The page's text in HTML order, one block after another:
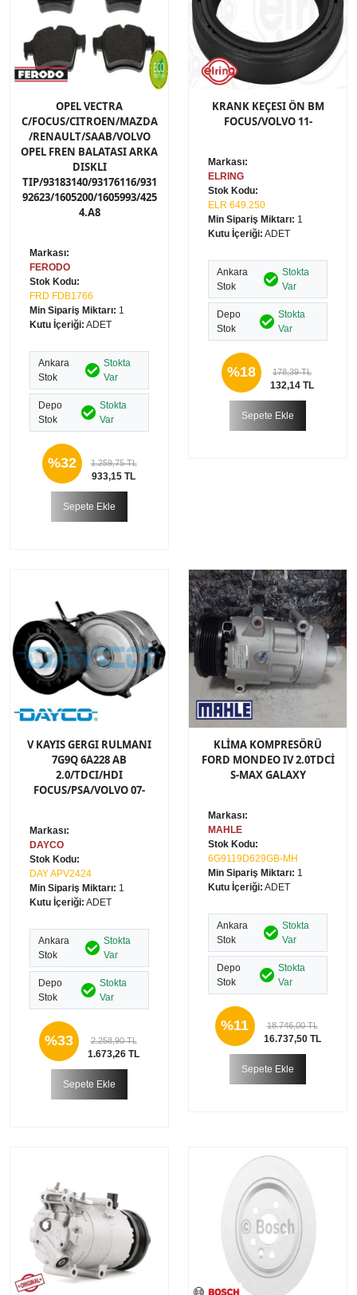
OPEL VECTRA
C/FOCUS/CITROEN/MAZDA
/RENAULT/SAAB/VOLVO
OPEL FREN BALATASI ARKA
DISKLI
TIP/93183140/93176116/931
92623/1605200/1605993/425
4.A8
Markası:
FERODO
Stok Kodu:
FRD FDB1766
Min Sipariş Miktarı: 1
Kutu İçeriği: ADET
Ankara
Stok
Stokta
Var
Depo
Stok
Stokta
Var
%32 1.259,75 TL
933,15 TL
Sepete Ekle
KRANK KEÇESI ÖN BM
FOCUS/VOLVO 11-
Markası:
ELRING
Stok Kodu:
ELR 649.250
Min Sipariş Miktarı: 1
Kutu İçeriği: ADET
Ankara
Stok
Stokta
Var
Depo
Stok
Stokta
Var
%18 178,39 TL
132,14 TL
Sepete Ekle
V KAYIS GERGI RULMANI
7G9Q 6A228 AB
2.0/TDCI/HDI
FOCUS/PSA/VOLVO 07-
Markası:
DAYCO
Stok Kodu:
DAY APV2424
Min Sipariş Miktarı: 1
Kutu İçeriği: ADET
Ankara
Stok
Stokta
Var
Depo
Stok
Stokta
Var
%33 2.258,90 TL
1.673,26 TL
Sepete Ekle
KLİMA KOMPRESÖRÜ
FORD MONDEO IV 2.0TDCİ
S-MAX GALAXY
Markası:
MAHLE
Stok Kodu:
6G9119D629GB-MH
Min Sipariş Miktarı: 1
Kutu İçeriği: ADET
Ankara
Stok
Stokta
Var
Depo
Stok
Stokta
Var
%11 18.746,00 TL
16.737,50 TL
Sepete Ekle